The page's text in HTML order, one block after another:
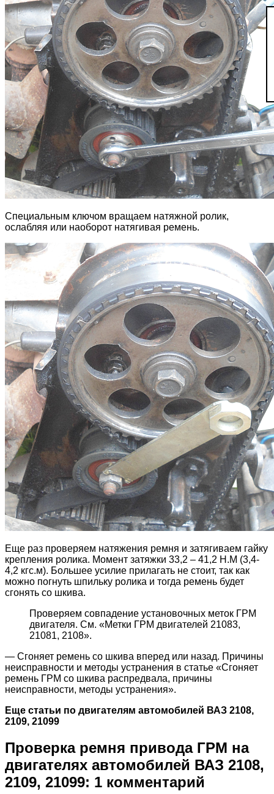
Специальным ключом вращаем натяжной ролик,
ослабляя или наоборот натягивая ремень.
Еще раз проверяем натяжения ремня и затягиваем гайку
крепления ролика. Момент затяжки 33,2 – 41,2 Н.М (3,4-
4,2 кгс.м). Большее усилие прилагать не стоит, так как
можно погнуть шпильку ролика и тогда ремень будет
сгонять со шкива.
Проверяем совпадение установочных меток ГРМ
двигателя. См. «Метки ГРМ двигателей 21083,
21081, 2108».
— Сгоняет ремень со шкива вперед или назад. Причины
неисправности и методы устранения в статье «Сгоняет
ремень ГРМ со шкива распредвала, причины
неисправности, методы устранения».
Еще статьи по двигателям автомобилей ВАЗ 2108,
2109, 21099
Проверка ремня привода ГРМ на
двигателях автомобилей ВАЗ 2108,
2109, 21099: 1 комментарий